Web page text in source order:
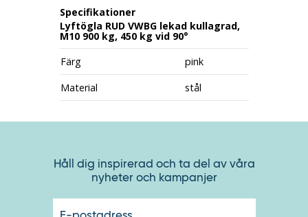
Specifikationer
Lyftögla RUD VWBG lekad kullagrad,
M10 900 kg, 450 kg vid 90°
Färg
pink
Material
stål
Håll dig inspirerad och ta del av våra
nyheter och kampanjer